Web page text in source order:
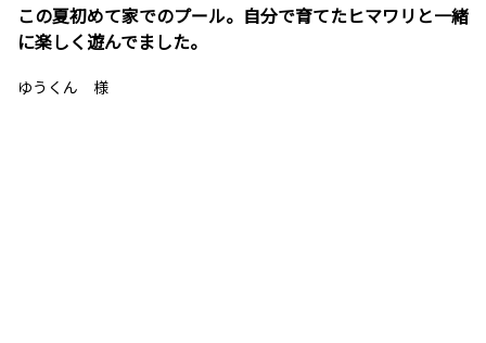
この夏初めて家でのプール。自分で育てたヒマワリと一緒
に楽しく遊んでました。
ゆうくん 様